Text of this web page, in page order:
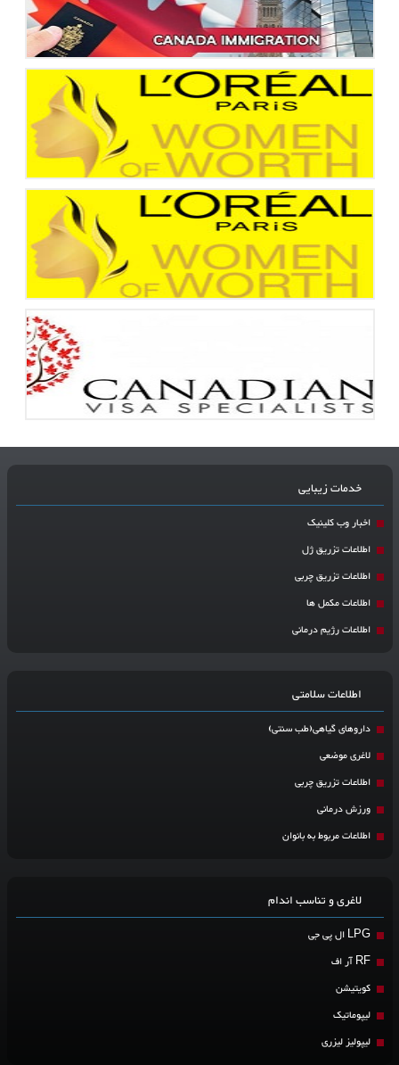
خدمات زیبایی
اخبار وب کلینیک
اطلاعات تزریق ژل
اطلاعات تزریق چربی
اطلاعات مکمل ها
اطلاعات رژیم درمانی
اطلاعات سلامتی
داروهای گیاهی(طب سنتی)
لاغری موضعی
اطلاعات تزریق چربی
ورزش درمانی
اطلاعات مربوط به بانوان
لاغری و تناسب اندام
LPG ال پی جی
RF آر اف
کویتیشن
لیپوماتیک
لیپولیز لیزری